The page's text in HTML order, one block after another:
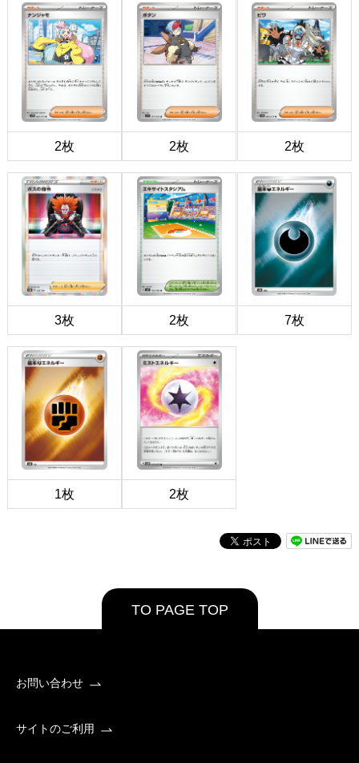
2枚 2枚 2枚
3枚 2枚 7枚
1枚 2枚
TO PAGE TOP
お問い合わせ
サイトのご利用